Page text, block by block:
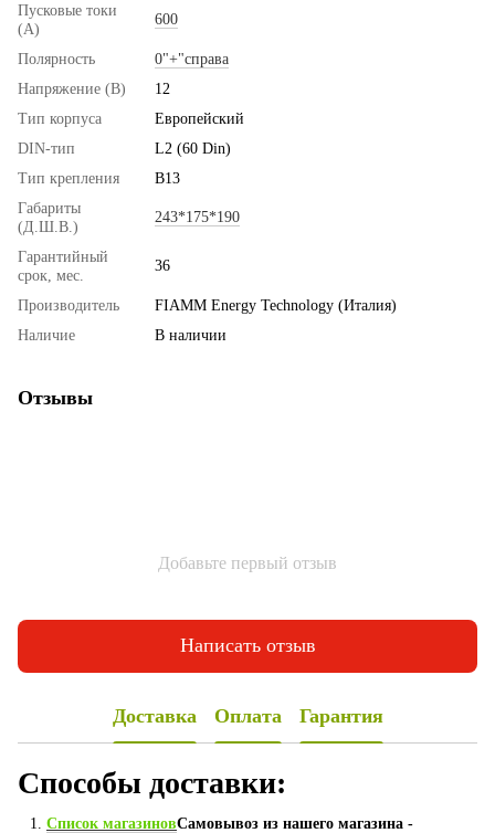
Пусковые токи
(А)
600
Полярность
0"+"справа
Напряжение (В)
12
Тип корпуса
Европейский
DIN-тип
L2 (60 Din)
Тип крепления
B13
Габариты
(Д.Ш.В.)
243*175*190
Гарантийный
срок, мес.
36
Производитель
FIAMM Energy Technology (Италия)
Наличие
В наличии
Отзывы
Добавьте первый отзыв
Написать отзыв
Доставка Оплата Гарантия
Способы доставки:
Список магазиновСамовывоз из нашего магазина -